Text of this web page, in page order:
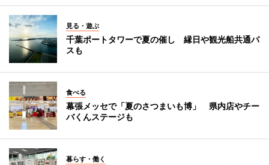
見る・遊ぶ
千葉ポートタワーで夏の催し 縁日や観光船共通パ
スも
食べる
幕張メッセで「夏のさつまいも博」 県内店やチー
バくんステージも
暮らす・働く